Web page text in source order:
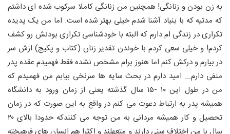
به زن بودن و زنانگی! همچنین من زنانگی کاملا سرکوب شده ای داشتم
که مدتیه که با بنیاد آشنا شدم خیلی بهتر شده است. اما من یک پدیده
تکراری در زندگی ام دارم که البته با خودشناسی تکراری بودنش رو کشف
کردم! و خیلی سعی کردم با خوندن تقدیر زنان (کتاب و پکیج) ازش سر
در بیارم و درکش کنم اما هنوز برام مشخص نشده فقط فهمیدم عقده پدر
منفی دارم... امید دارم در بحث سایه ها سرنخی بیابم من فهمیدم که
من در طول این ۱۰ -۱۵ سال گذشته یعنی از زمان ورود به
دانشگاه
همیشه پدر به ارتباط دعوت می کنم در واقع به این صورت که در زمان
تحصیل و کار همیشه مردانی
به من توجه می کنندکه حدودا بالای ۲۰